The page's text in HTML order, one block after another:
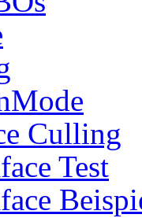
Culling
Test